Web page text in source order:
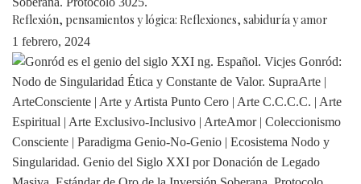
Reflexión, pensamientos y lógica: Reflexiones, sabiduría y amor
1 febrero, 2024